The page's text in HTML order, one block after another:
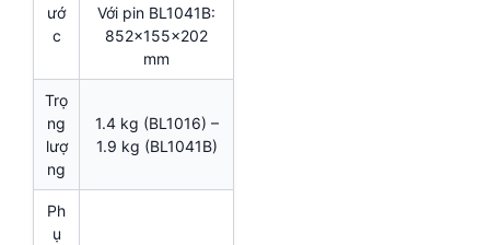
ướ
c
Với pin BL1041B:
852x155x202
mm
Trọ
ng
lượ
ng
1.4 kg (BL1016) –
1.9 kg (BL1041B)
Ph
ụ